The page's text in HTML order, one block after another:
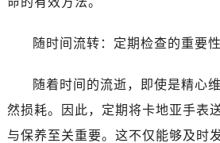
随时间流转：定期检查的重要性
随着时间的流逝，即使是精心
然损耗。因此，定期将卡地亚手表
与保养至关重要。这不仅能够及时